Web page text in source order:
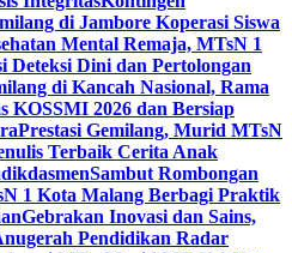
di Jambore Koperasi Siswa
Mental Remaja, MTsN 1
Deteksi Dini dan Pertolongan
di Kancah Nasional, Rama
KOSSMI 2026 dan Bersiap
Prestasi Gemilang, Murid MTsN
Terbaik Cerita Anak
Sambut Rombongan
1 Kota Malang Berbagi Praktik
Gebrakan Inovasi dan Sains,
Pendidikan Radar